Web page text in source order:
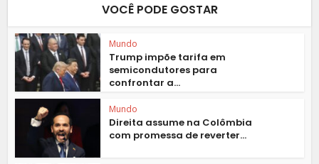
VOCÊ PODE GOSTAR
Mundo
Trump impõe tarifa em
semicondutores para
confrontar a...
Mundo
Direita assume na Colômbia
com promessa de reverter...